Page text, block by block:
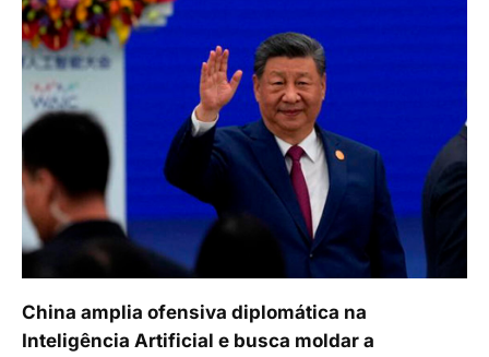
China amplia ofensiva diplomática na
Inteligência Artificial e busca moldar a